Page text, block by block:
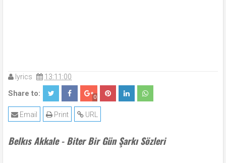
lyrics 13:11:00
Share to: 0
URL
Print
Email
Belkıs Akkale - Biter Bir Gün Şarkı Sözleri